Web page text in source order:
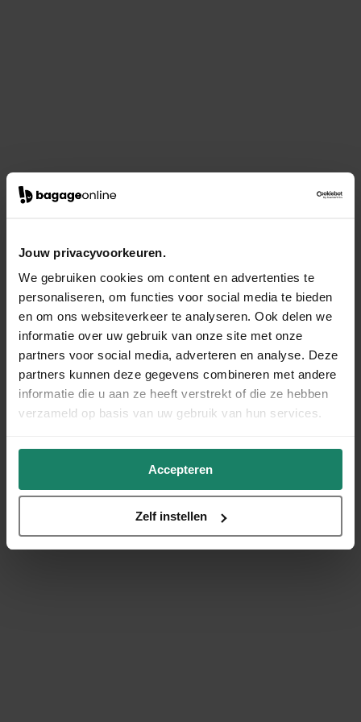
Jouw privacyvoorkeuren.
We gebruiken cookies om content en advertenties te
personaliseren, om functies voor social media te bieden
en om ons websiteverkeer te analyseren. Ook delen we
informatie over uw gebruik van onze site met onze
partners voor social media, adverteren en analyse. Deze
partners kunnen deze gegevens combineren met andere
informatie die u aan ze heeft verstrekt of die ze hebben
verzameld op basis van uw gebruik van hun services.
Accepteren
Zelf instellen